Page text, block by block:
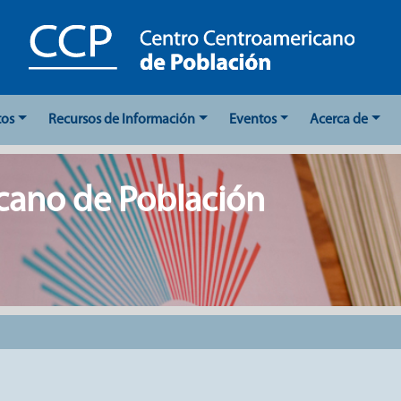
Recursos de Información Eventos Acerca de
de Población